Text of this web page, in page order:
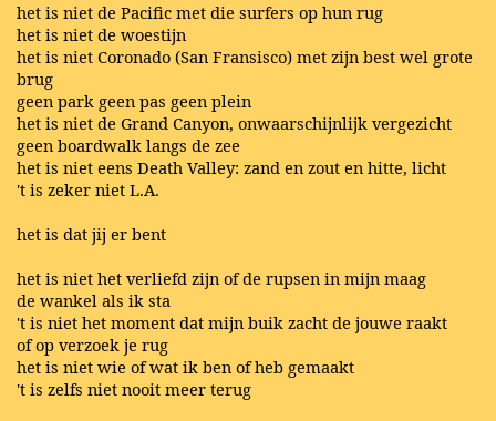
het is niet de Pacific met die surfers op hun rug
het is niet de woestijn
het is niet Coronado (San Fransisco) met zijn best wel grote
brug
geen park geen pas geen plein
het is niet de Grand Canyon, onwaarschijnlijk vergezicht
geen boardwalk langs de zee
het is niet eens Death Valley: zand en zout en hitte, licht
't is zeker niet L.A.
het is dat jij er bent
het is niet het verliefd zijn of de rupsen in mijn maag
de wankel als ik sta
't is niet het moment dat mijn buik zacht de jouwe raakt
of op verzoek je rug
het is niet wie of wat ik ben of heb gemaakt
't is zelfs niet nooit meer terug